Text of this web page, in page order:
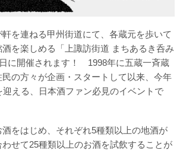
を連ねる甲州街道にて、各蔵元を歩いて
を楽しめる「上諏訪街道 まちあるき呑み
に開催されます！ 1998年に五蔵一斉蔵
の方々が企画・スタートして以来、今年
迎える、日本酒ファン必見のイベントで
をはじめ、それぞれ5種類以上の地酒が
せて25種類以上のお酒を試飲することが